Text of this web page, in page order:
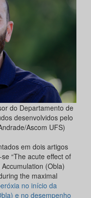
do Departamento de
desenvolvidos pelo
Ascom UFS)
em dois artigos
“The acute effect of
(Obla)
the maximal
no início da
e no desempenho